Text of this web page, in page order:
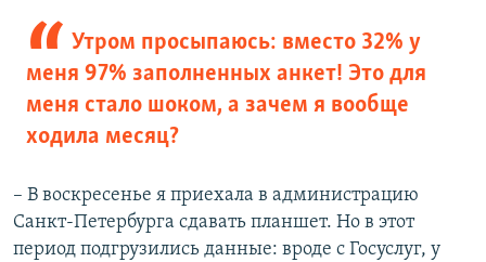
Утром просыпаюсь: вместо 32% у
меня 97% заполненных анкет! Это для
меня стало шоком, а зачем я вообще
ходила месяц?
– В воскресенье я приехала в администрацию
Санкт-Петербурга сдавать планшет. Но в этот
период подгрузились данные: вроде с Госуслуг, у